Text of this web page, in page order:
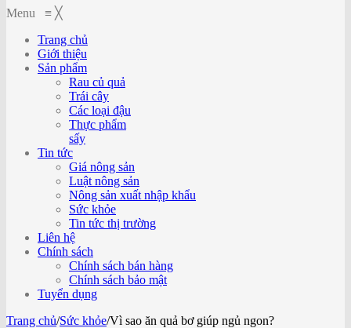
Menu ≡ ╳
Trang chủ
Giới thiệu
Sản phẩm
Rau củ quả
Trái cây
Các loại đậu
Thực phẩm
sấy
Tin tức
Giá nông sản
Luật nông sản
Nông sản xuất nhập khẩu
Sức khỏe
Tin tức thị trường
Liên hệ
Chính sách
Chính sách bán hàng
Chính sách bảo mật
Tuyển dụng
Trang chủ/Sức khỏe/Vì sao ăn quả bơ giúp ngủ ngon?